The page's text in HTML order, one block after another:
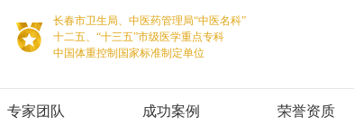
长春市卫生局、中医药管理局“中医名科”
十二五、“十三五”市级医学重点专科
中国体重控制国家标准制定单位
专家团队 成功案例 荣誉资质